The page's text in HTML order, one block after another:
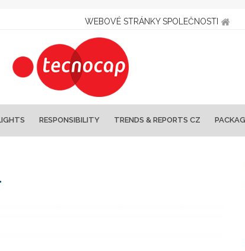
WEBOVÉ STRÁNKY SPOLEČNOSTI
RESPONSIBILITY TRENDS & REPORTS CZ